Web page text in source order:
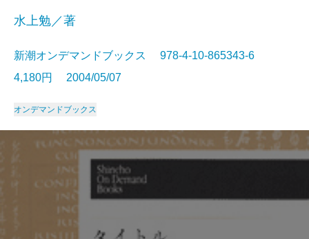
水上勉／著
新潮オンデマンドブックス 978-4-10-865343-6
4,180円 2004/05/07
オンデマンドブックス